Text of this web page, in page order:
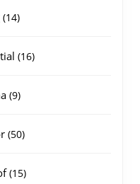
1414
1616
99
5050
1515